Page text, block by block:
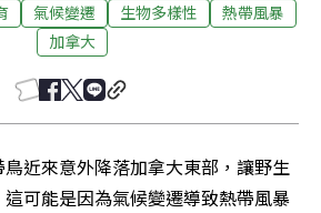
氣候變遷 生物多樣性
熱帶風暴
加拿大
近來意外降落加拿大東部，讓野生
可能是因為氣候變遷導致熱帶風暴